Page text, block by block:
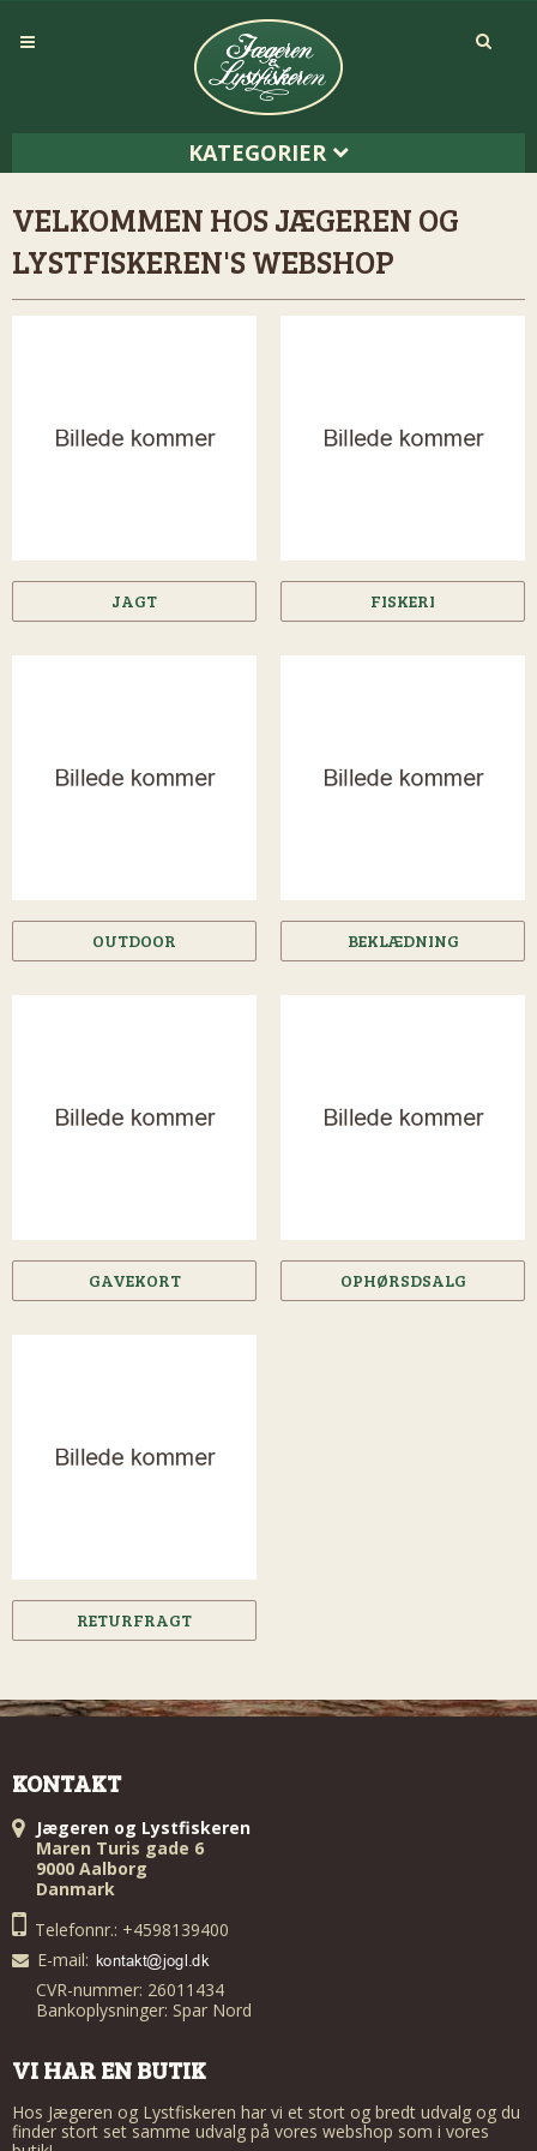
KATEGORIER
VELKOMMEN HOS JÆGEREN OG
LYSTFISKEREN'S WEBSHOP
JAGT FISKERI
OUTDOOR BEKLÆDNING
GAVEKORT OPHØRSDSALG
RETURFRAGT
KONTAKT
Jægeren og Lystfiskeren
Maren Turis gade 6
9000 Aalborg
Danmark
Telefonnr.: +4598139400
E-mail:
CVR-nummer: 26011434
Bankoplysninger: Spar Nord
VI HAR EN BUTIK
Hos Jægeren og Lystfiskeren har vi et stort og bredt udvalg og du
finder stort set samme udvalg på vores webshop som i vores